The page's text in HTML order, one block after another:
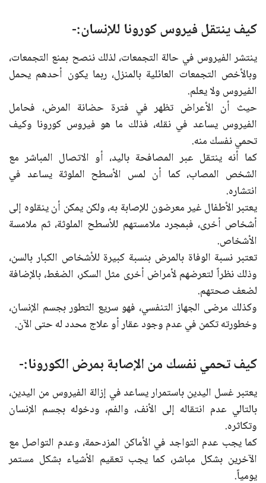
كيف ينتقل فيروس كورونا للإنسان:-
ينتشر الفيروس في حالة التجمعات، لذلك ننصح بمنع التجمعات،
وبالأخص التجمعات العائلية بالمنزل، ربما يكون أحدهم يحمل
الفيروس ولا يعلم.
حيث أن الأعراض تظهر في فترة حضانة المرض، فحامل
الفيروس يساعد في نقله، فذلك ما هو فيروس كورونا وكيف
تحمي نفسك منه.
كما أنه ينتقل عبر المصافحة باليد، أو الاتصال المباشر مع
الشخص المصاب، كما أن لمس الأسطح الملوثة يساعد في
انتشاره.
يعتبر الأطفال غير معرضون للإصابة به، ولكن يمكن أن ينقلوه إلى
أشخاص أخرى، فبمجرد ملامستهم للأسطح الملوثة، ثم ملامسة
الأشخاص.
تعتبر نسبة الوفاة بالمرض بنسبة كبيرة للأشخاص الكبار بالسن،
وذلك نظراً لتعرضهم لأمراض أخرى مثل السكر، الضغط، بالإضافة
لضعف صحتهم.
وكذلك مرضى الجهاز التنفسي، فهو سريع التطور بجسم الإنسان،
وخطورته تكمن في عدم وجود عقار أو علاج محدد له حتى الآن.
كيف تحمي نفسك من الإصابة بمرض الكورونا:-
يعتبر غسل اليدين باستمرار يساعد في إزالة الفيروس من اليدين،
بالتالي عدم انتقاله إلى الأنف، والفم، ودخوله بجسم الإنسان
وتكاثره.
كما يجب عدم التواجد في الأماكن المزدحمة، وعدم التواصل مع
الآخرين بشكل مباشر، كما يجب تعقيم الأشياء بشكل مستمر
يومياً.